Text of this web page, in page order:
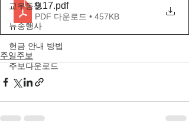
교우동정
뉴송행사
헌금 안내 방법
주보다운로드
9.17.pdf
PDF 다운로드 • 457KB
주일주보